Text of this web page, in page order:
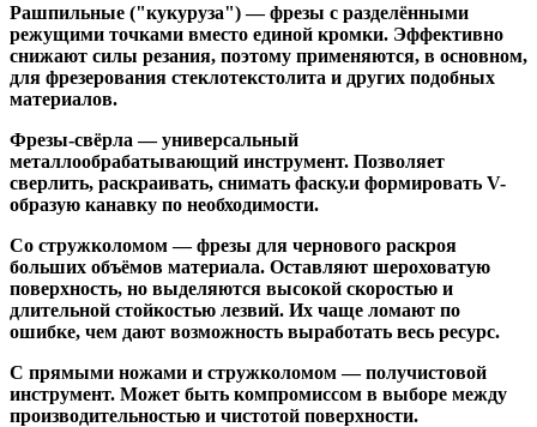
Рашпильные ("кукуруза")— фрезы с разделёнными
режущими точками вместо единой кромки. Эффективно
снижают силы резания, поэтому применяются, в основном,
для фрезерования стеклотекстолита и других подобных
материалов.
Фрезы-свёрла — универсальный
металлообрабатывающий инструмент. Позволяет
сверлить, раскраивать, снимать фаску.и формировать V-
образую канавку по необходимости.
Со стружколомом— фрезы для чернового раскроя
больших объёмов материала. Оставляют шероховатую
поверхность, но выделяются высокой скоростью и
длительной стойкостью лезвий. Их чаще ломают по
ошибке, чем дают возможность выработать весь ресурс.
С прямыми ножами и стружколомом— получистовой
инструмент. Может быть компромиссом в выборе между
производительностью и чистотой поверхности.